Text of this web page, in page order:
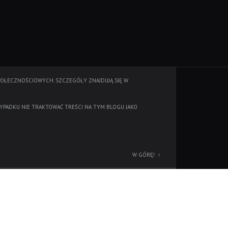
SZCZEGÓŁY ZNAJDUJĄ SIĘ W
NIE TRAKTOWAĆ TREŚCI NA TYM BLOGU JAKO
W GÓRĘ!